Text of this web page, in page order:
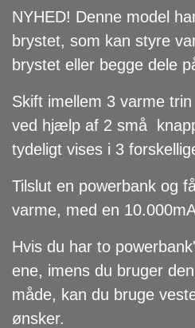
NYHED! Denne model
brystet, som kan styre
brystet eller begge dele
Skift imellem 3 varme
ved hjælp af 2 små
tydeligt vises i 3
Tilslut en powerbank og
varme, med en
Hvis du har to
ene, imens du bruger
måde, kan du bruge
ønsker.